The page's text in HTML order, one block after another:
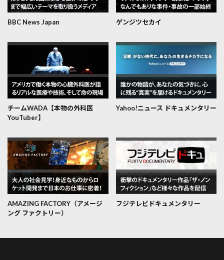
BBC News Japan ゲンジツセカイ
チームWADA【本物の外科医
YouTuber】
Yahoo!ニュース ドキュメンタリー
AMAZING FACTORY（アメージ
ング ファクトリー）
フジテレビドキュメンタリー